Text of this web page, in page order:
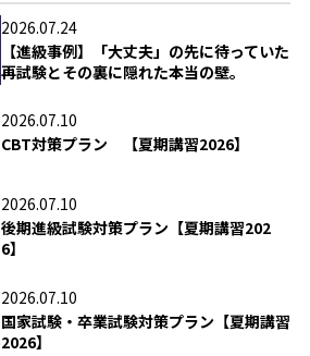
2026.07.24
【進級事例】「大丈夫」の先に待っていた
再試験とその裏に隠れた本当の壁。
2026.07.10
CBT対策プラン 【夏期講習2026】
2026.07.10
後期進級試験対策プラン【夏期講習202
6】
2026.07.10
国家試験・卒業試験対策プラン【夏期講習
2026】